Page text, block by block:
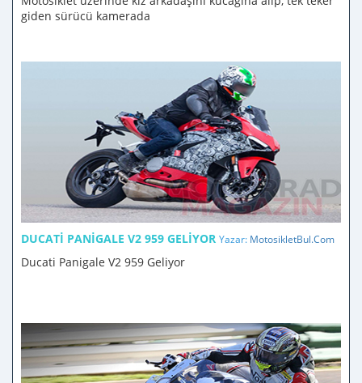
giden sürücü kamerada
DUCATI PANIGALE V2 959 GELIYOR Yazar: MotosikletBul.Com
Ducati Panigale V2 959 Geliyor